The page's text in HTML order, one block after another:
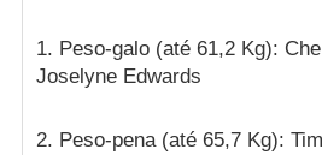
1. Peso-galo (até 61,2 Kg):
Joselyne Edwards
2. Peso-pena (até 65,7 Kg):